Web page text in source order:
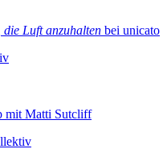
die Luft anzuhalten bei unicato
mit Matti Sutcliff